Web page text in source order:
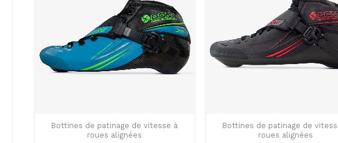
Bottines de patinage de vitesse à
roues alignées
plusieurs
variations.
Les
options
peuvent
sur
Bottines de patinage de
roues alignées